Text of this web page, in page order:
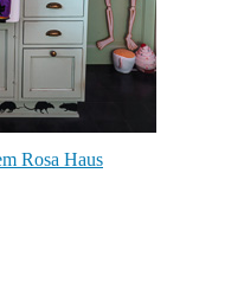
Rosa Haus